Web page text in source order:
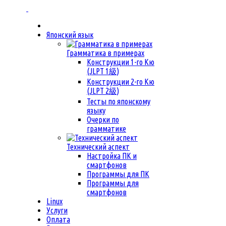
Японский язык
Грамматика в примерах
Конструкции 1-го Кю
(JLPT 1級)
Конструкции 2-го Кю
(JLPT 2級)
Тесты по японскому
языку
Очерки по
грамматике
Технический аспект
Настройка ПК и
смартфонов
Программы для ПК
Программы для
смартфонов
Linux
Услуги
Оплата